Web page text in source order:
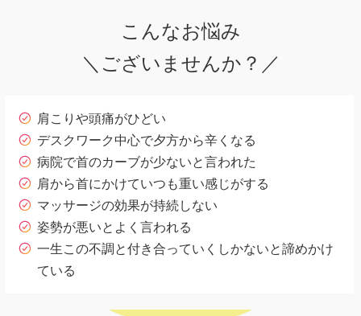
こんなお悩み
＼ございませんか？／
肩こりや頭痛がひどい
デスクワーク中心で夕方から辛くなる
病院で首のカーブが少ないと言われた
肩から首にかけていつも重い感じがする
マッサージの効果が持続しない
姿勢が悪いとよく言われる
一生この不調と付き合っていくしかないと諦めかけ
ている